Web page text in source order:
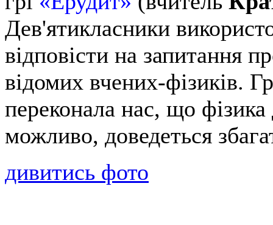
Дев'ятикласники
відповісти на запитання
відомих вчених-фізиків.
переконала нас, що
можливо, доведеться
дивитись фото